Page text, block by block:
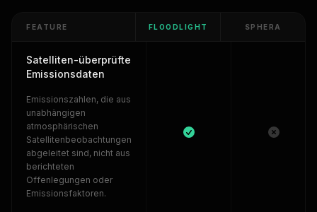
FEATURE FLOODLIGHT SPHERA
Satelliten-überprüfte
Emissionsdaten
Emissionszahlen, die aus
unabhängigen
atmosphärischen
Satellitenbeobachtungen
abgeleitet sind, nicht aus
berichteten
Offenlegungen oder
Emissionsfaktoren.